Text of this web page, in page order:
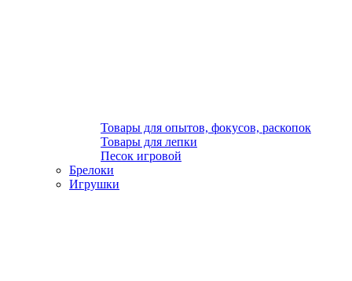
Товары для опытов, фокусов, раскопок
Товары для лепки
Песок игровой
Брелоки
Игрушки